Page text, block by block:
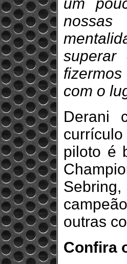
com o
Derani
piloto é
outras
Confira